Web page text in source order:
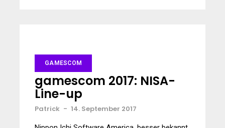
GAMESCOM
gamescom 2017: NISA-
Line-up
Patrick - 14. September 2017